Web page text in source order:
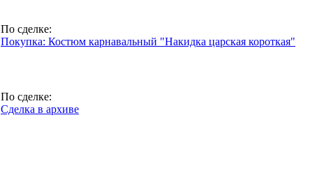
По сделке:
Покупка: Костюм карнавальный "Накидка царская короткая"
По сделке:
Сделка в архиве